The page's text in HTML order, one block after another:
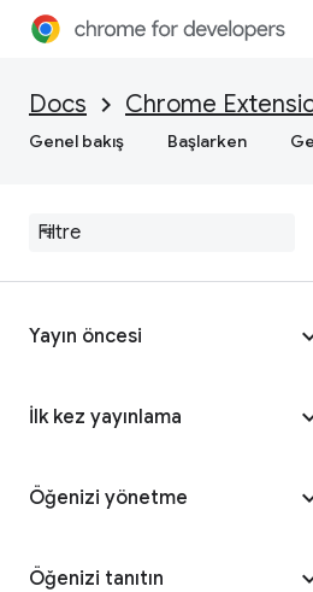
Docs Chrome
Genel bakış Başlarken
Yayın öncesi
İlk kez yayınlama
Öğenizi yönetme
Öğenizi tanıtın